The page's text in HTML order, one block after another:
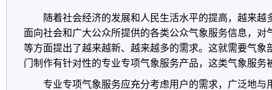
随着社会经济的发展和人民生活水平的提高，越来越
面向社会和广大公众所提供的各类公众气象服务信息，对
等方面提出了越来越新、越来越多的需求。这就需要气象
门制作有针对性的专业专项气象服务产品，这类气象服务
专业专项气象服务应充分考虑用户的需求，广泛地与